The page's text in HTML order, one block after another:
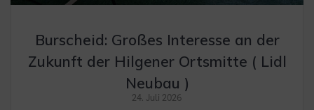
Burscheid: Großes Interesse an der
Zukunft der Hilgener Ortsmitte ( Lidl
Neubau )
24. Juli 2026